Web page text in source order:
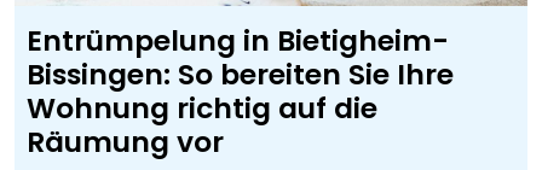
Entrümpelung in Bietigheim-
Bissingen: So bereiten Sie Ihre
Wohnung richtig auf die
Räumung vor